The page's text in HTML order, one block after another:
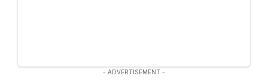
- ADVERTISEMENT -